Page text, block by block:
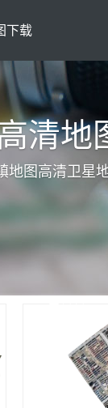
下载
清地
地图高清卫星